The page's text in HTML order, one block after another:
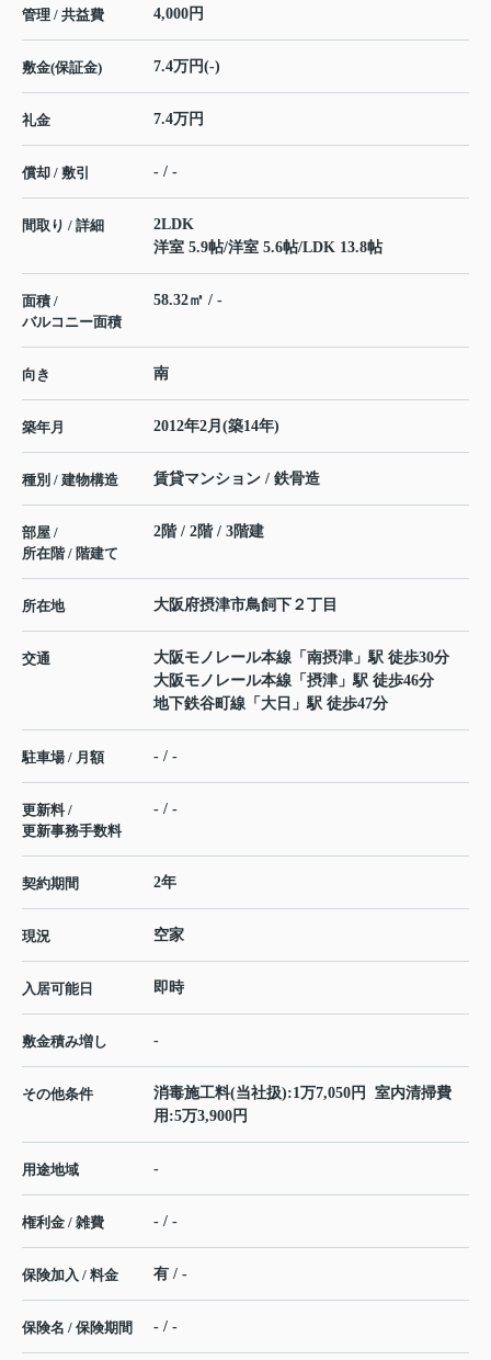
管理 / 共益費 4,000円
敷金(保証金) 7.4万円(-)
礼金 7.4万円
償却 / 敷引 - / -
間取り / 詳細
2LDK
洋室 5.9帖/洋室 5.6帖/LDK 13.8帖
面積 /
バルコニー面積
58.32㎡ / -
向き 南
築年月 2012年2月(築14年)
種別 / 建物構造 賃貸マンション / 鉄骨造
部屋 /
所在階 / 階建て
2階 / 2階 / 3階建
所在地 大阪府摂津市鳥飼下 ２丁目
交通 大阪モノレール本線 「 南摂津 」駅 徒歩30分
大阪モノレール本線 「 摂津 」駅 徒歩46分
地下鉄谷町線 「 大日 」駅 徒歩47分
駐車場 / 月額 - / -
更新料 /
更新事務手数料
- / -
契約期間 2年
現況 空家
入居可能日 即時
敷金積み増し -
その他条件
消毒施工料(当社扱):1万7,050円 室内清掃費
用:5万3,900円
用途地域 -
権利金 / 雑費 - / -
保険加入 / 料金 有 / -
保険名 / 保険期間 - / -